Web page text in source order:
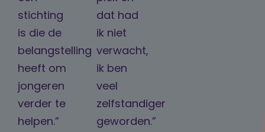
stichting
is die de
belangstelling
heeft om
jongeren
verder te
helpen.”
dat had
ik niet
verwacht,
ik ben
veel
zelfstandiger
geworden.”